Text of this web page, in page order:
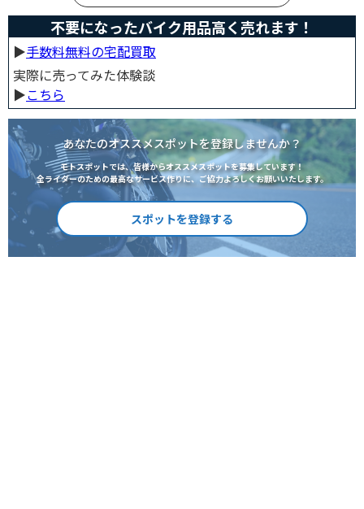
不要になったバイク用品高く売れます！
▶︎手数料無料の宅配買取
実際に売ってみた体験談
▶︎こちら
あなたのオススメスポットを登録しませんか？
モトスポットでは、皆様からオススメスポットを募集しています！
全ライダーのための最高なサービス作りに、ご協力よろしくお願いいたします。
スポットを登録する